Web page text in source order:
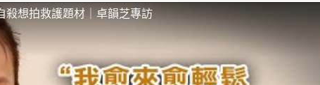
殺想拍救護題材｜卓韻芝專訪